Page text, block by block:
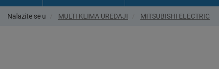
Nalazite se u MULTI KLIMA UREĐAJI MITSUBISHI ELECTRIC